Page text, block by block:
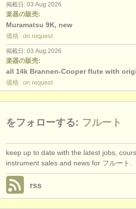
掲載日: 03 Aug 2026
楽器の販売:
Muramatsu 9K, new
価格: on request
掲載日: 03 Aug 2026
楽器の販売:
all 14k Brannen-Cooper flute with
価格: on request
をフォローする: フルート
keep up to date with the latest jobs,
instrument sales and news for フルート.
rss